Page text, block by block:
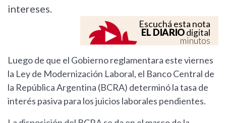
intereses.
Escuchá esta nota
EL DIARIOdigital
minutos
Luego de que el Gobierno reglamentara este viernes
la Ley de Modernización Laboral, el Banco Central de
la República Argentina (BCRA) determinó la tasa de
interés pasiva para los juicios laborales pendientes.